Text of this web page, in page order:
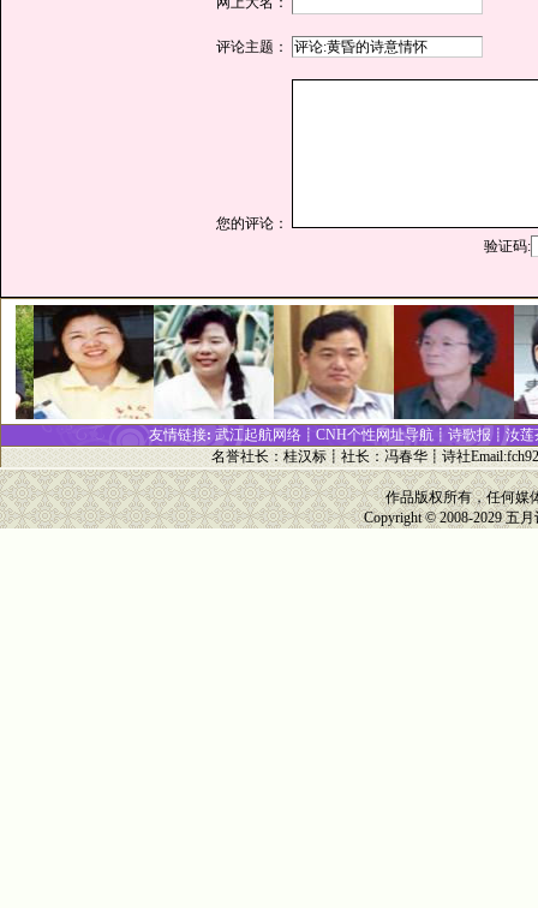
评论主题：
您的评论：
验证码:
友情链接: 武江起航网络┋ CNH个性网址导航┋ 诗歌报┋汝莲
名誉社长：桂汉标┋社长：冯春华┋诗社Email:
作品版权所有，任何媒
Copyright © 2008-2029 五月